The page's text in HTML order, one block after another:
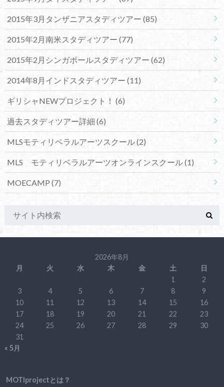
2015年3月タンザニアスタディツアー (85)
2015年2月南米スタディツアー (77)
2015年2月シンガポールスタディツアー (62)
2014年8月インドスタディツアー (11)
ギリシャNEWプロジェクト！ (6)
過去スタディツアー詳細 (6)
MLSモティリベラルアーツスクール(2)
MLS モティリベラルアーツオンラインスクール(1)
MOECAMP (7)
2026年8月
月
火 水 木 金 土
日
1
2
3
4 5 6 7 8
9
10
11 12 13 14 15
16
17
18 19 20 21 22
23
24
25 26 27 28 29
30
31
« 5月
MOTIprojectとは？